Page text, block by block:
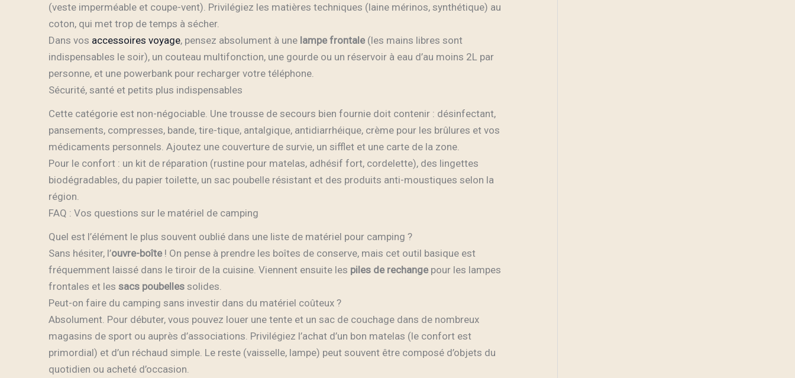
(veste imperméable et coupe-vent). Privilégiez les matières techniques (laine mérinos, synthétique) au
coton, qui met trop de temps à sécher.
Dans vos accessoires voyage, pensez absolument à une lampe frontale(les mains libres sont
indispensables le soir), un couteau multifonction, une gourde ou un réservoir à eau d’au moins 2L par
personne, et une powerbank pour recharger votre téléphone.
Sécurité, santé et petits plus indispensables
Cette catégorie est non-négociable. Une trousse de secours bien fournie doit contenir : désinfectant,
pansements, compresses, bande, tire-tique, antalgique, antidiarrhéique, crème pour les brûlures et vos
médicaments personnels. Ajoutez une couverture de survie, un sifflet et une carte de la zone.
Pour le confort : un kit de réparation (rustine pour matelas, adhésif fort, cordelette), des lingettes
biodégradables, du papier toilette, un sac poubelle résistant et des produits anti-moustiques selon la
région.
FAQ : Vos questions sur le matériel de camping
Quel est l’élément le plus souvent oublié dans une liste de matériel pour camping ?
Sans hésiter, l’ouvre-boîte! On pense à prendre les boîtes de conserve, mais cet outil basique est
fréquemment laissé dans le tiroir de la cuisine. Viennent ensuite les piles de rechangepour les lampes
frontales et les sacs poubelles solides.
Peut-on faire du camping sans investir dans du matériel coûteux ?
Absolument. Pour débuter, vous pouvez louer une tente et un sac de couchage dans de nombreux
magasins de sport ou auprès d’associations. Privilégiez l’achat d’un bon matelas (le confort est
primordial) et d’un réchaud simple. Le reste (vaisselle, lampe) peut souvent être composé d’objets du
quotidien ou acheté d’occasion.